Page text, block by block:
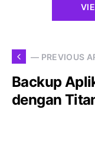
— PREVIOUS
Backup
dengan